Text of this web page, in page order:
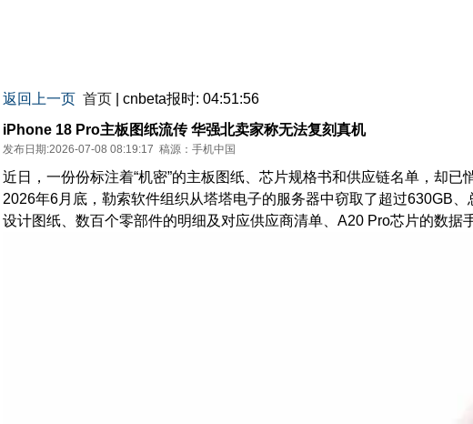
返回上一页 首页 | cnbeta报时: 04:51:56
iPhone 18 Pro主板图纸流传 华强北卖家称无法复刻真机
发布日期:2026-07-08 08:19:17 稿源：手机中国
近日，一份份标注着“机密”的主板图纸、芯片规格书和供应链名单，却
2026年6月底，勒索软件组织从塔塔电子的服务器中窃取了超过630GB
设计图纸、数百个零部件的明细及对应供应商清单、A20 Pro芯片的数据